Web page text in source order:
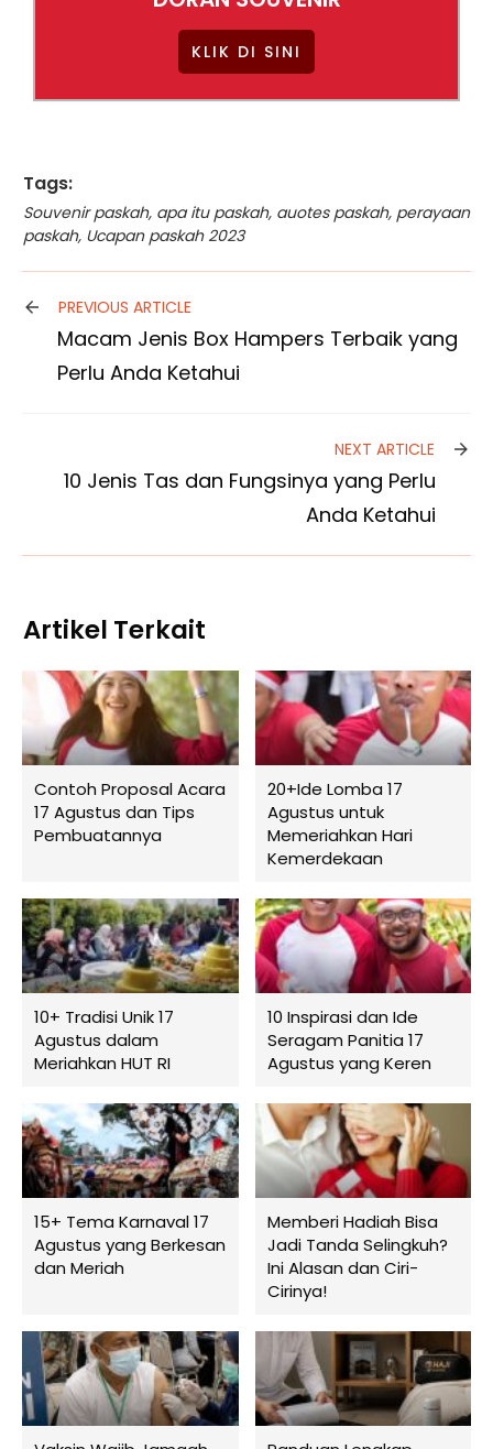
KLIK DI SINI
Tags:
Souvenir paskah, apa itu paskah, auotes paskah, perayaan
paskah, Ucapan paskah 2023
PREVIOUS ARTICLE
Macam Jenis Box Hampers Terbaik yang
Perlu Anda Ketahui
NEXT ARTICLE
10 Jenis Tas dan Fungsinya yang Perlu
Anda Ketahui
Artikel Terkait
Contoh Proposal Acara
17 Agustus dan Tips
Pembuatannya
20+Ide Lomba 17
Agustus untuk
Memeriahkan Hari
Kemerdekaan
10+ Tradisi Unik 17
Agustus dalam
Meriahkan HUT RI
10 Inspirasi dan Ide
Seragam Panitia 17
Agustus yang Keren
15+ Tema Karnaval 17
Agustus yang Berkesan
dan Meriah
Memberi Hadiah Bisa
Jadi Tanda Selingkuh?
Ini Alasan dan Ciri-
Cirinya!